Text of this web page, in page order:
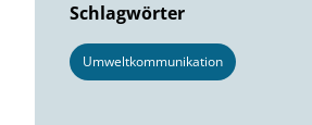
Schlagwörter
Umweltkommunikation